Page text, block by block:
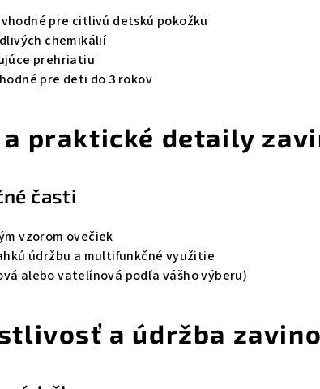
vhodné pre citlivú detskú pokožku
chemikálií
prehriatiu
pre deti do 3 rokov
a praktické detaily
časti
vzorom ovečiek
údržbu a multifunkčné využitie
alebo vatelínová podľa vášho výberu)
a údržba